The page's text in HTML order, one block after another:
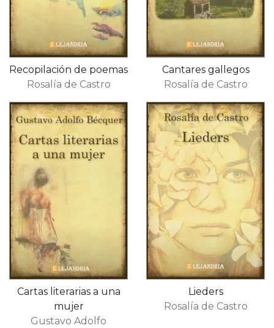
Recopilación de poemas
Rosalía de Castro
Cantares gallegos
Rosalía de Castro
Cartas literarias a una
mujer
Gustavo Adolfo
Lieders
Rosalía de Castro